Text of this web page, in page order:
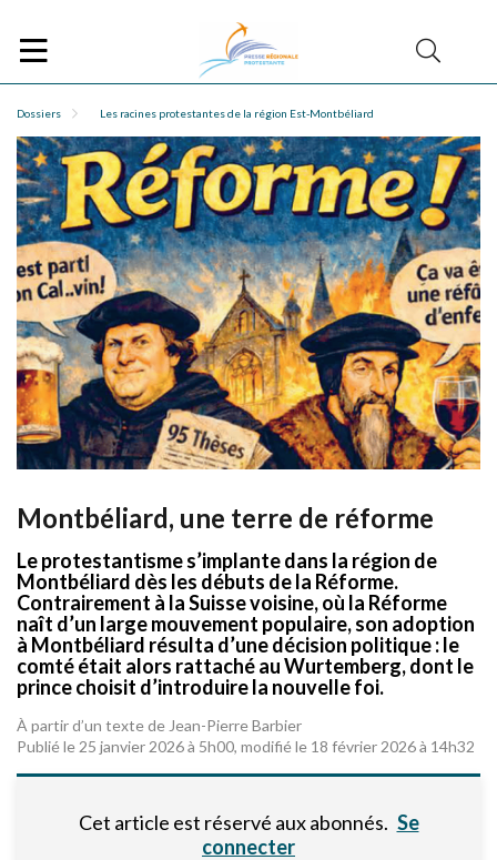
Dossiers Les racines protestantes de la région Est-Montbéliard
Montbéliard, une terre de réforme
Le protestantisme s’implante dans la région de
Montbéliard dès les débuts de la Réforme.
Contrairement à la Suisse voisine, où la Réforme
naît d’un large mouvement populaire, son adoption
à Montbéliard résulta d’une décision politique : le
comté était alors rattaché au Wurtemberg, dont le
prince choisit d’introduire la nouvelle foi.
À partir d’un texte de Jean-Pierre Barbier
Publié le 25 janvier 2026 à 5h00, modifié le 18 février 2026 à 14h32
Cet article est réservé aux abonnés. Se
connecter